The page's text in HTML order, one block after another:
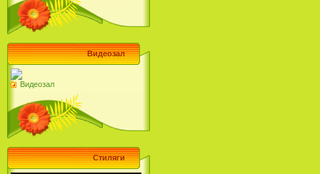
Видеозал
Видеозал
Стиляги